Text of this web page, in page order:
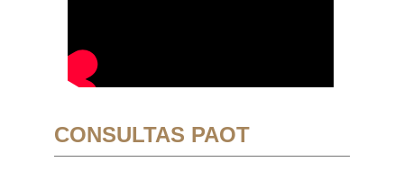
CONSULTAS PAOT